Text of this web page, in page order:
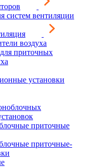
систем вентиляции
воздуха
приточных
установки
приточные
приточные-